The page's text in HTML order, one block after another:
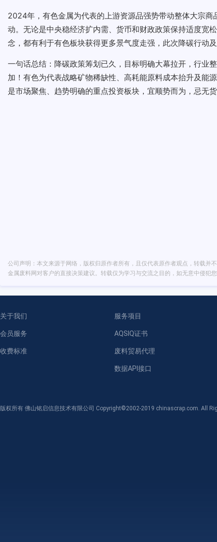
2024年，有色金属为代表的上游资源品强势带动整体大宗
动。无论是中央稳经济扩内需、货币和财政政策保持适度宽
念，都有利于有色板块获得更多景气度走强，此次降碳行动
一句话总结：降碳政策筹划已久，目标明确大幕拉开，行业
加！有色为代表战略矿物稀缺性、高耗能原料成本抬升及能
是市场聚焦、趋势明确的重点投资板块，宜顺势而为，忌无
公司声明：本文来源于网络，版权归原作者所有，且仅代表原作者观点，转载
金属废料网对客户的直接决策建议。转载仅为学习与交流之目的，如无意中侵犯
关于我们
会员服务
收费标准
服务项目
AQSIQ证书
废料贸易代理
数据API接口
版权所有 佛山铭启信息技术有限公司 Copyright©2002-2019 chinascrap.com. All